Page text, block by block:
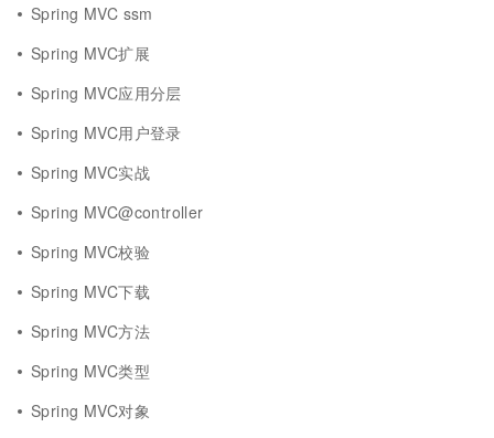
Spring MVC ssm
Spring MVC扩展
Spring MVC应用分层
Spring MVC用户登录
Spring MVC实战
Spring MVC@controller
Spring MVC校验
Spring MVC下载
Spring MVC方法
Spring MVC类型
Spring MVC对象